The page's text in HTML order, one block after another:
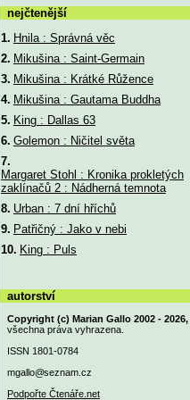
nejčtenější
1. Hnila : Správná věc
2. Mikušina : Saint-Germain
3. Mikušina : Krátké Růžence
4. Mikušina : Gautama Buddha
5. King : Dallas 63
6. Golemon : Ničitel světa
7.
Margaret Stohl : Kronika prokletých
zaklínačů 2 : Nádherná temnota
8. Urban : 7 dní hříchů
9. Patřičný : Jako v nebi
10. King : Puls
autorství
Copyright (c) Marian Gallo 2002 - 2026,
všechna práva vyhrazena.
ISSN 1801-0784
mgallo@seznam.cz
Podpořte Čtenáře.net